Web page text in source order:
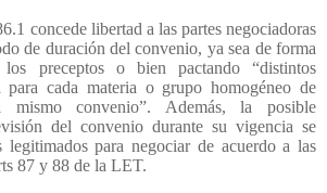
concede libertad a las partes negociadoras
de duración del convenio, ya sea de forma
preceptos o bien pactando “distintos
para cada materia o grupo homogéneo de
mismo convenio”. Además, la posible
del convenio durante su vigencia se
legitimados para negociar de acuerdo a las
87 y 88 de la LET.